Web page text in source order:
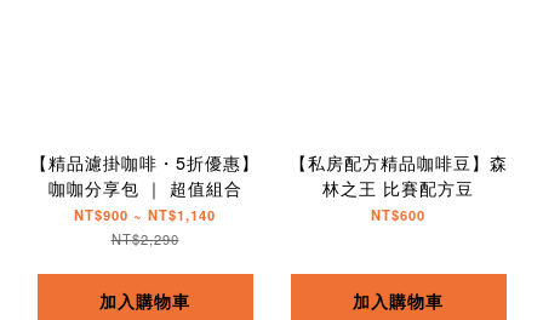
【精品濾掛咖啡・5折優惠】
咖咖分享包 ｜ 超值組合
NT$900 ~ NT$1,140
NT$2,290
加入購物車
【私房配方精品咖啡豆】森
林之王 比賽配方豆
NT$600
加入購物車